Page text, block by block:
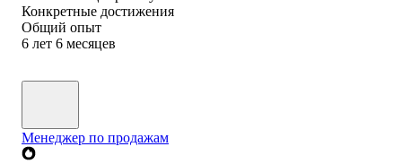
Конкретные достижения
Общий опыт
6 лет 6 месяцев
Менеджер по продажам